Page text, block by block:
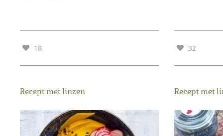
18 32
Recept met linzen Recept met